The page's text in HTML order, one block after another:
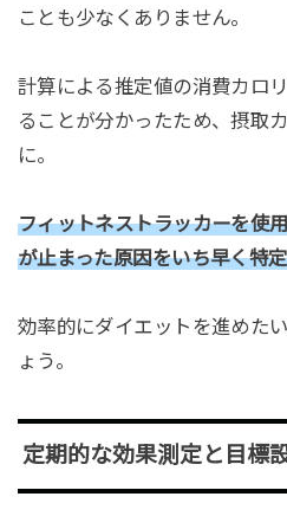
ことも少なくありません。
計算による推定値の消費カロ
ることが分かったため、摂取
に。
フィットネストラッカーを使
が止まった原因をいち早く特
効率的にダイエットを進めた
ょう。
定期的な効果測定と目標